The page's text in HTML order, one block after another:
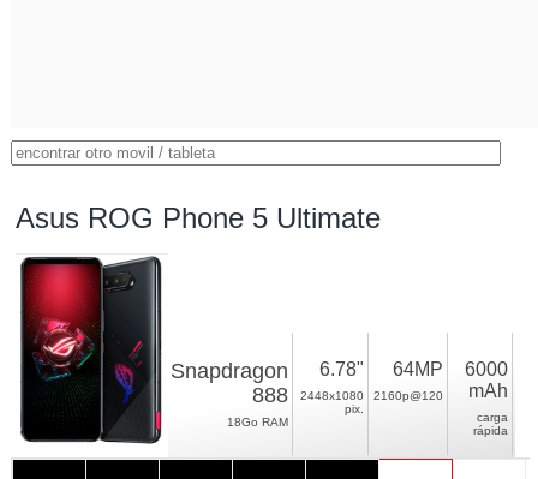
Asus ROG Phone 5 Ultimate
Snapdragon
888
18Go RAM
6.78"
2448x1080
pix.
64MP
2160p@120
6000
mAh
carga
rápida